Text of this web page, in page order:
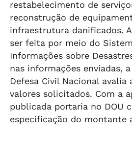
restabelecimento de
reconstrução de
infraestrutura danificados.
ser feita por meio do
Informações sobre
nas informações enviadas,
Defesa Civil Nacional avalia
valores solicitados. Com a
publicada portaria no DOU
especificação do montante